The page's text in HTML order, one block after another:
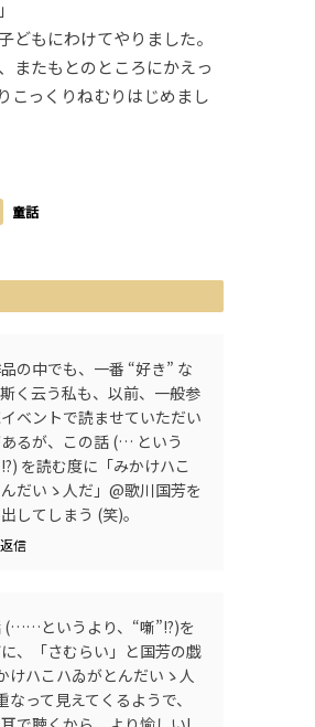
どもにわけてやりました。
またもとのところにかえっ
こっくりねむりはじめまし
童話
の中でも、一番 “好き” な
く云う私も、以前、一般参
ベントで読ませていただい
るが、この話 (… という
を読む度に「みかけハこ
だいゝ人だ」@歌川国芳を
してしまう (笑)。
返信
というより、“噺”!?)を
、「さむらい」と国芳の戯
けハこハゐがとんだいゝ人
なって見えてくるようで、